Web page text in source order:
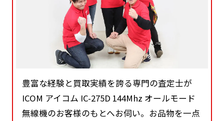
豊富な経験と買取実績を誇る専門の査定士が
ICOM アイコム IC-275D 144Mhz オールモード
無線機のお客様のもとへお伺い。お品物を一点